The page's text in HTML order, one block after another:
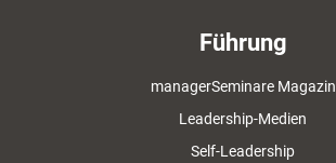
Führung
managerSeminare Magazin
Leadership-Medien
Self-Leadership